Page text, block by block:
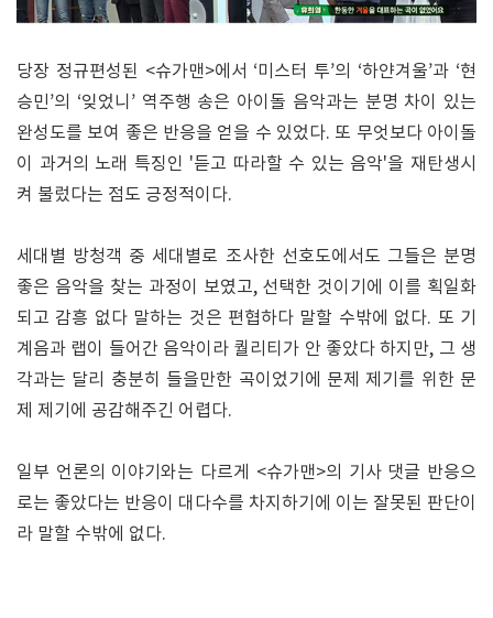
당장 정규편성된 <슈가맨>에서 ‘미스터 투’의 ‘하얀겨울’과 ‘현
승민’의 ‘잊었니’ 역주행 송은 아이돌 음악과는 분명 차이 있는
완성도를 보여 좋은 반응을 얻을 수 있었다. 또 무엇보다 아이돌
이 과거의 노래 특징인 '듣고 따라할 수 있는 음악'을 재탄생시
켜 불렀다는 점도 긍정적이다.
세대별 방청객 중 세대별로 조사한 선호도에서도 그들은 분명
좋은 음악을 찾는 과정이 보였고, 선택한 것이기에 이를 획일화
되고 감흥 없다 말하는 것은 편협하다 말할 수밖에 없다. 또 기
계음과 랩이 들어간 음악이라 퀄리티가 안 좋았다 하지만, 그 생
각과는 달리 충분히 들을만한 곡이었기에 문제 제기를 위한 문
제 제기에 공감해주긴 어렵다.
일부 언론의 이야기와는 다르게 <슈가맨>의 기사 댓글 반응으
로는 좋았다는 반응이 대다수를 차지하기에 이는 잘못된 판단이
라 말할 수밖에 없다.